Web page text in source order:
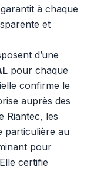
à chaque
et
d’une
pour chaque
confirme le
auprès des
Riantec, les
particulière au
pour
certifie